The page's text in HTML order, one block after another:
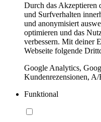
Durch das Akzeptieren
und Surfverhalten
und anonymisiert
optimieren und das
verbessern. Mit deiner
Webseite folgende
Google Analytics,
Kundenrezensionen,
Funktional